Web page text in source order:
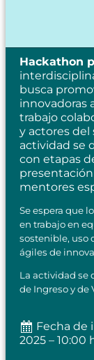
Hackathon
busca
innovadoras
trabajo
y actores del
actividad se
con etapas
mentores
Se espera que
en trabajo en
sostenible, uso
ágiles de
La actividad se
de Ingreso y de
Fecha de
2025 – 10:00